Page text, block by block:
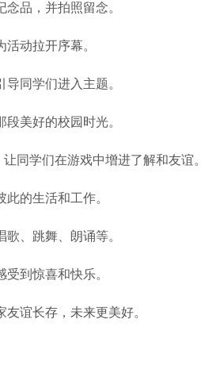
品，并拍照留念。
动拉开序幕。
同学们进入主题。
美好的校园时光。
同学们在游戏中增进了解和友谊。
的生活和工作。
、跳舞、朗诵等。
到惊喜和快乐。
谊长存，未来更美好。